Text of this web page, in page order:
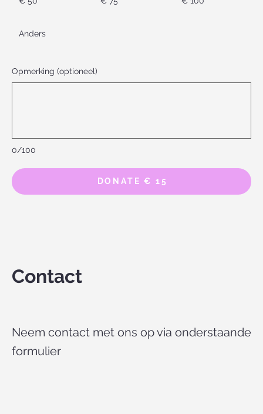
Anders
0/100
Opmerking (optioneel)
DONATE € 15
Contact
Neem contact met ons op via onderstaande
formulier